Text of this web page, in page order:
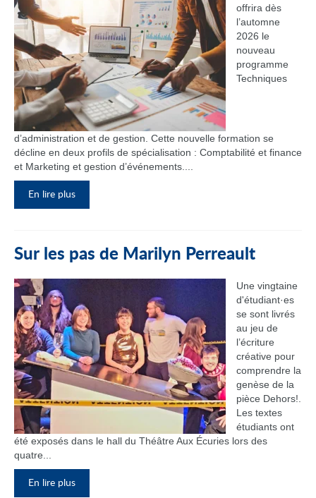
offrira dès
l’automne
2026 le
nouveau
programme
Techniques
d’administration et de gestion. Cette nouvelle formation se
décline en deux profils de spécialisation : Comptabilité et finance
et Marketing et gestion d’événements....
En lire plus
Sur les pas de Marilyn Perreault
Une vingtaine
d'étudiant·es
se sont livrés
au jeu de
l’écriture
créative pour
comprendre la
genèse de la
pièce Dehors!.
Les textes
étudiants ont
été exposés dans le hall du Théâtre Aux Écuries lors des
quatre...
En lire plus